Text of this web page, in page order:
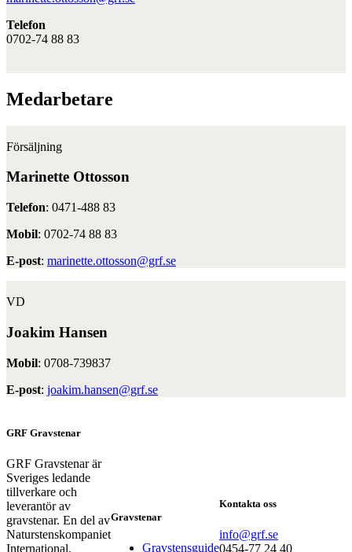
Telefon
0702-74 88 83
Medarbetare
Försäljning
Marinette Ottosson
Telefon: 0471-488 83
Mobil: 0702-74 88 83
E-post: marinette.ottosson@grf.se
VD
Joakim Hansen
Mobil: 0708-739837
E-post: joakim.hansen@grf.se
GRF Gravstenar
GRF Gravstenar är
Sveriges ledande
tillverkare och
leverantör av
gravstenar. En del av
Naturstenskompaniet
International.
Gravstenar
Gravstensguide
Kontakta oss
info@grf.se
0454-77 24 40